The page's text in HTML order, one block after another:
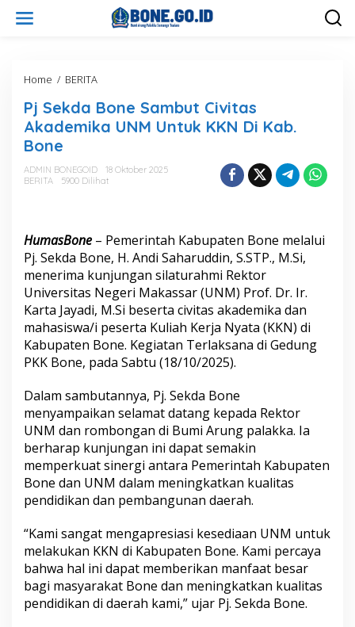
Home / BERITA
S
e
k
B
m
b
u
C
v
i
a
s
A
k
a
d
e
m
i
a
U
N
M
U
n
Pj Sekda Bone Sambut Civitas
Akademika UNM Untuk KKN Di Kab.
Bone
ADMIN BONEGOID
18 Oktober 2025
BERITA
5900 Dilihat
HumasBone – Pemerintah Kabupaten Bone melalui
Pj. Sekda Bone, H. Andi Saharuddin, S.STP., M.Si,
menerima kunjungan silaturahmi Rektor
Universitas Negeri Makassar (UNM) Prof. Dr. Ir.
Karta Jayadi, M.Si beserta civitas akademika dan
mahasiswa/i peserta Kuliah Kerja Nyata (KKN) di
Kabupaten Bone. Kegiatan Terlaksana di Gedung
PKK Bone, pada Sabtu (18/10/2025).
Dalam sambutannya, Pj. Sekda Bone
menyampaikan selamat datang kepada Rektor
UNM dan rombongan di Bumi Arung palakka. Ia
berharap kunjungan ini dapat semakin
memperkuat sinergi antara Pemerintah Kabupaten
Bone dan UNM dalam meningkatkan kualitas
pendidikan dan pembangunan daerah.
“Kami sangat mengapresiasi kesediaan UNM untuk
melakukan KKN di Kabupaten Bone. Kami percaya
bahwa hal ini dapat memberikan manfaat besar
bagi masyarakat Bone dan meningkatkan kualitas
pendidikan di daerah kami,” ujar Pj. Sekda Bone.